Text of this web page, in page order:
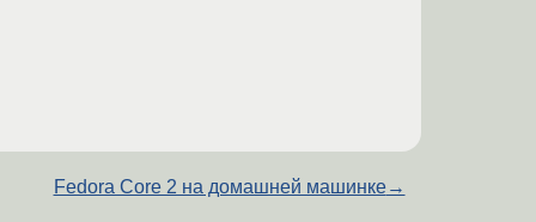
Fedora Core 2 на домашней машинке→